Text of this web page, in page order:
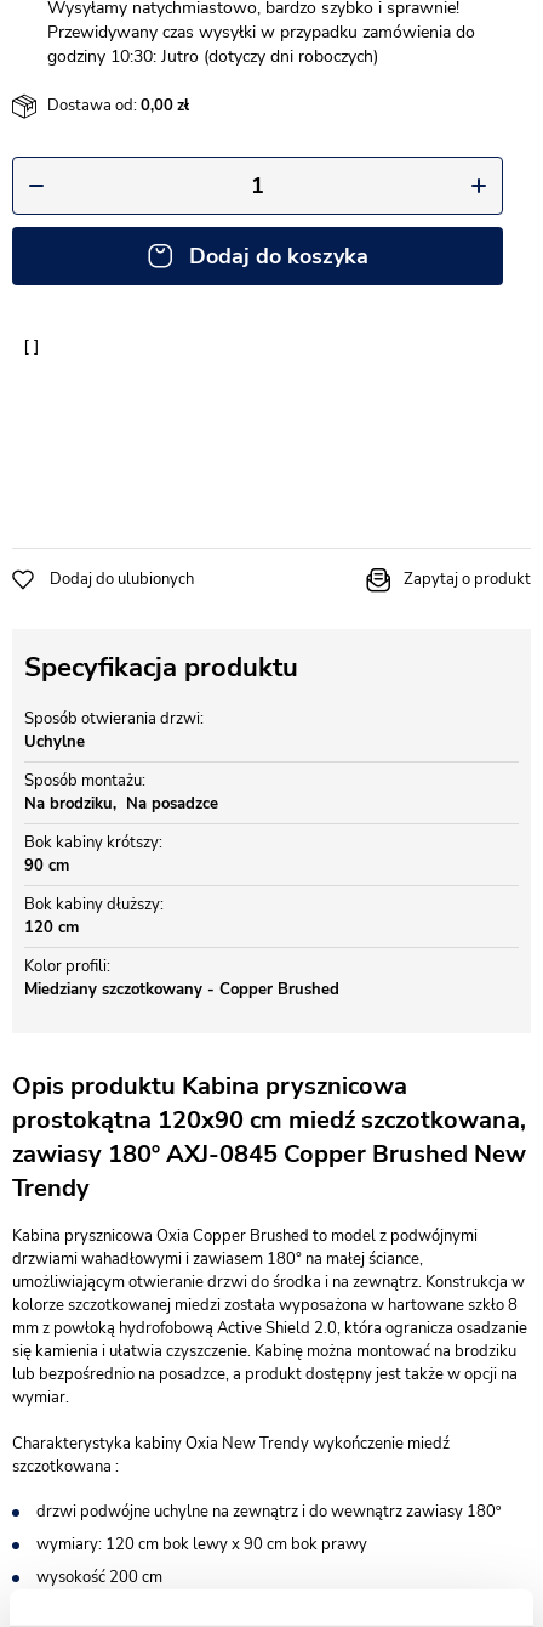
Wysyłamy natychmiastowo, bardzo szybko i sprawnie!
Przewidywany czas wysyłki w przypadku zamówienia do
godziny 10:30: Jutro (dotyczy dni roboczych)
Dostawa od:0,00
Dodaj do koszyka
Dodaj do ulubionych Zapytaj o produkt
Specyfikacja produktu
Sposób otwierania drzwi
Uchylne
Sposób montażu
Na brodziku
Na posadzce
Bok kabiny krótszy
90 cm
Bok kabiny dłuższy
120 cm
Kolor profili
Miedziany szczotkowany - Copper Brushed
Opis produktu Kabina prysznicowa
prostokątna 120x90 cm miedź szczotkowana,
zawiasy 180º AXJ-0845 Copper Brushed New
Trendy
Kabina prysznicowa Oxia Copper Brushed to model z podwójnymi
drzwiami wahadłowymi i zawiasem 180° na małej ściance,
umożliwiającym otwieranie drzwi do środka i na zewnątrz. Konstrukcja w
kolorze szczotkowanej miedzi została wyposażona w hartowane szkło 8
mm z powłoką hydrofobową Active Shield 2.0, która ogranicza osadzanie
się kamienia i ułatwia czyszczenie. Kabinę można montować na brodziku
lub bezpośrednio na posadzce, a produkt dostępny jest także w opcji na
wymiar.
Charakterystyka kabiny Oxia New Trendy wykończenie miedź
szczotkowana :
drzwi podwójne uchylne na zewnątrz i do wewnątrz zawiasy 180º
wymiary: 120 cm bok lewy x 90 cm bok prawy
wysokość 200 cm